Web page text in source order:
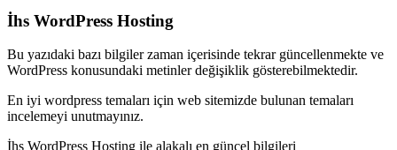
İhs WordPress Hosting
Bu yazıdaki bazı bilgiler zaman içerisinde tekrar güncellenmekte ve
WordPress konusundaki metinler değişiklik gösterebilmektedir.
En iyi wordpress temaları için web sitemizde bulunan temaları
incelemeyi unutmayınız.
İhs WordPress Hosting ile alakalı en güncel bilgileri